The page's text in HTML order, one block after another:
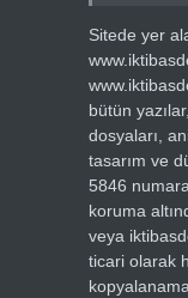
Sitede yer
bütün
dosyaları,
tasarım ve
5846
koruma
veya
ticari olarak